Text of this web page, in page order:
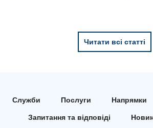
Читати всі статті
Служби Послуги Напрямки
Запитання та відповіді